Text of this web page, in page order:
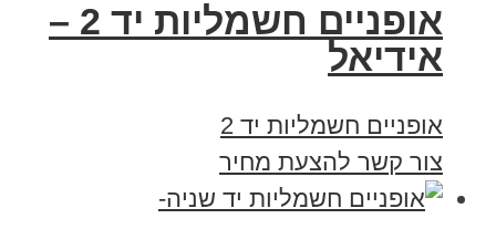
אופניים חשמליות יד 2 –
אידיאל
אופניים חשמליות יד 2
צור קשר להצעת מחיר